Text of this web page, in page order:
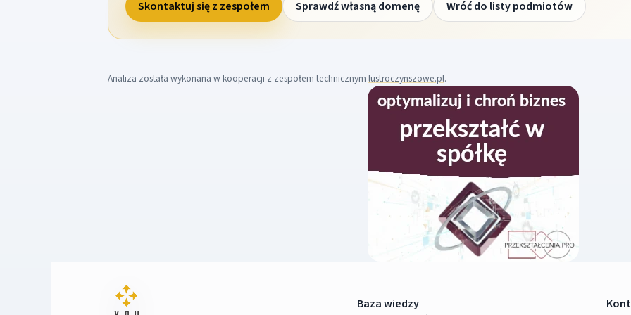
Skontaktuj się z zespołem Sprawdź własną domenę Wróć do listy podmiotów
Analiza została wykonana w kooperacji z zespołem technicznym lustroczynszowe.pl.
Baza wiedzy